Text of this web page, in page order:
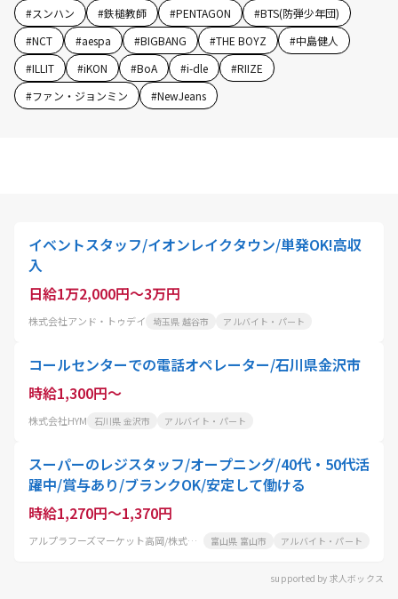
#スンハン #鉄槌教師 #PENTAGON #BTS(防弾少年団)
#NCT #aespa #BIGBANG #THE BOYZ #中島健人
#ILLIT #iKON #BoA #i-dle #RIIZE
#ファン・ジョンミン #NewJeans
イベントスタッフ/イオンレイクタウン/単発OK!高収
入
日給1万2,000円～3万円
株式会社アンド・トゥデイ 埼玉県 越谷市 アルバイト・パート
コールセンターでの電話オペレーター/石川県金沢市
時給1,300円～
株式会社HYM 石川県 金沢市 アルバイト・パート
スーパーのレジスタッフ/オープニング/40代・50代活
躍中/賞与あり/ブランクOK/安定して働ける
時給1,270円～1,370円
アルプラフーズマーケット高岡/株式会社平和堂 富山県 富山市 アルバイト・パート
supported by 求人ボックス